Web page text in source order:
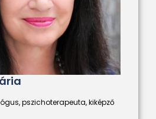
pszichoterapeuta, kiképző